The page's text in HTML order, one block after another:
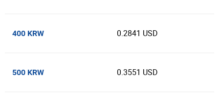
400 KRW 0.2841 USD
500 KRW 0.3551 USD